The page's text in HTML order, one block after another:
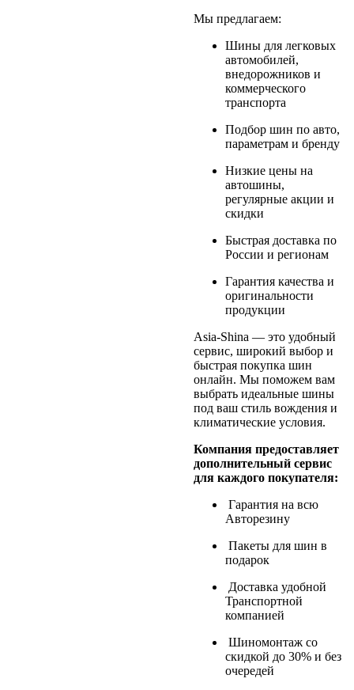
Мы предлагаем:
Шины для легковых
автомобилей,
внедорожников и
коммерческого
транспорта
Подбор шин по авто,
параметрам и бренду
Низкие цены на
автошины,
регулярные акции и
скидки
Быстрая доставка по
России и регионам
Гарантия качества и
оригинальности
продукции
Asia-Shina — это удобный
сервис, широкий выбор и
быстрая покупка шин
онлайн. Мы поможем вам
выбрать идеальные шины
под ваш стиль вождения и
климатические условия.
Компания предоставляет
дополнительный сервис
для каждого покупателя:
Гарантия на всю
Авторезину
Пакеты для шин в
подарок
Доставка удобной
Транспортной
компанией
Шиномонтаж со
скидкой до 30% и без
очередей